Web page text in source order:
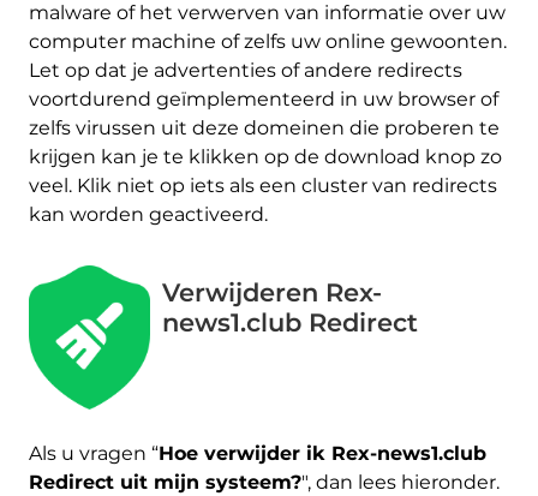
malware of het verwerven van informatie over uw
computer machine of zelfs uw online gewoonten.
Let op dat je advertenties of andere redirects
voortdurend geïmplementeerd in uw browser of
zelfs virussen uit deze domeinen die proberen te
krijgen kan je te klikken op de download knop zo
veel. Klik niet op iets als een cluster van redirects
kan worden geactiveerd.
Verwijderen Rex-
news1.club Redirect
Als u vragen “Hoe verwijder ik Rex-news1.club
Redirect uit mijn systeem?", dan lees hieronder.